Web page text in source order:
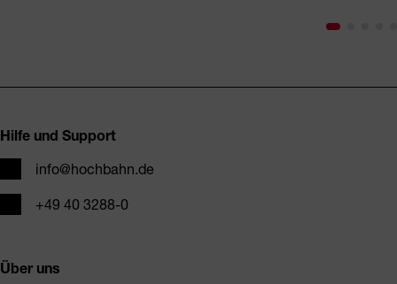
Hilfe und Support
E-Mailinfo@hochbahn.de
Telefon+49 40 3288-0
Über uns